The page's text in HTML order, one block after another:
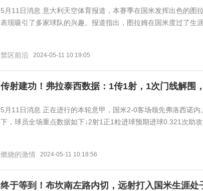
5月11日消息 意大利天空体育报道，本赛季在国米发挥出色的图
表现吸引了多家球队的兴趣。报道指出，图拉姆在国米度过了生
禁区前沿 2024-05-11 10:19:05
传射建功！弗拉泰西数据：1传1射，1次门线解围
5月11日消息 正在进行的本轮意甲，国米2-0客场领先弗洛西诺
下，球员全场重点数据如下↓2射1正1粒进球预期进球0.321次助攻
燃烧的激情 2024-05-11 10:18:56
终于等到！布坎南左路内切，远射打入国米生涯处